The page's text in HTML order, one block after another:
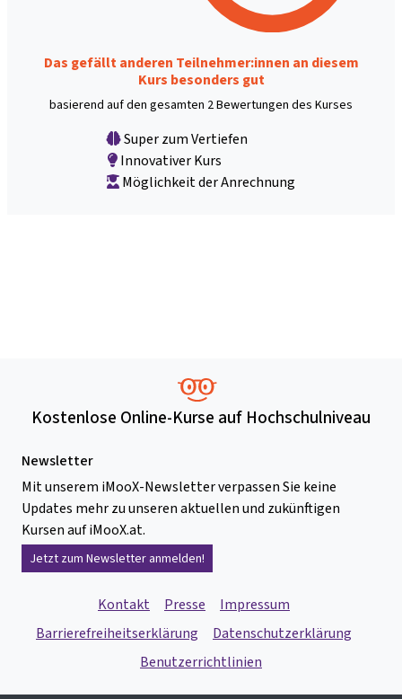
Das gefällt anderen Teilnehmer:innen an diesem
Kurs besonders gut
basierend auf den gesamten 2 Bewertungen des Kurses
Super zum Vertiefen
Innovativer Kurs
Möglichkeit der Anrechnung
Kostenlose Online-Kurse auf Hochschulniveau
Newsletter
Mit unserem iMooX-Newsletter verpassen Sie keine
Updates mehr zu unseren aktuellen und zukünftigen
Kursen auf iMooX.at.
Jetzt zum Newsletter anmelden!
Kontakt Presse
Impressum
Barrierefreiheitserklärung
Datenschutzerklärung
Benutzerrichtlinien